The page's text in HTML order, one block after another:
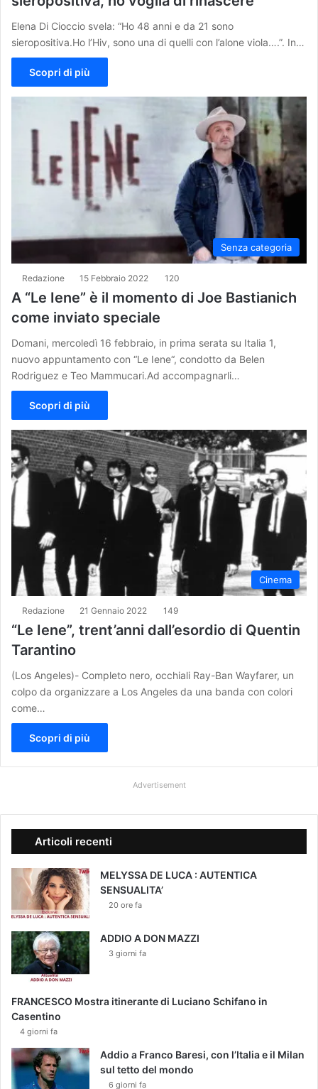
Elena Di Cioccio svela: “Ho 48 anni e da 21 sono
sieropositiva.Ho l’Hiv, sono una di quelli con l’alone viola….”. In…
Scopri di più
Senza categoria
Redazione 15 Febbraio 2022 120
A “Le Iene” è il momento di Joe Bastianich
come inviato speciale
Domani, mercoledì 16 febbraio, in prima serata su Italia 1,
nuovo appuntamento con “Le Iene“, condotto da Belen
Rodriguez e Teo Mammucari.Ad accompagnarli…
Scopri di più
Cinema
Redazione 21 Gennaio 2022 149
“Le Iene”, trent’anni dall’esordio di Quentin
Tarantino
(Los Angeles)- Completo nero, occhiali Ray-Ban Wayfarer, un
colpo da organizzare a Los Angeles da una banda con colori
come…
Scopri di più
Advertisement
Articoli recenti
MELYSSA DE LUCA : AUTENTICA
SENSUALITA’
20 ore fa
ADDIO A DON MAZZI
3 giorni fa
FRANCESCO Mostra itinerante di Luciano Schifano in
Casentino
4 giorni fa
Addio a Franco Baresi, con l’Italia e il Milan
sul tetto del mondo
6 giorni fa